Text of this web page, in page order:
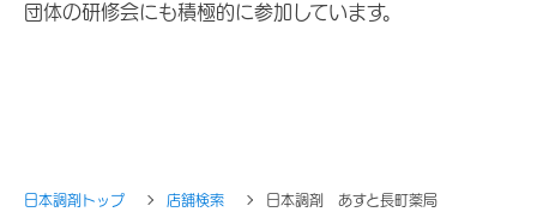
団体の研修会にも積極的に参加しています。
日本調剤トップ 店舗検索 日本調剤 あすと長町薬局